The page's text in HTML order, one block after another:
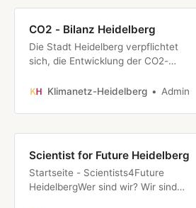
CO2 - Bilanz Heidelberg
Die Stadt Heidelberg verpflichtet
sich, die Entwicklung der CO2-
zu machen. Die Emissionen sollen
quartalsweise oder sogar monatlich
gemessen und ausgewiesen
Heidelbergs effizient zu informieren,
soll…
Klimanetz-Heidelberg Admin
Scientist for Future Heidelberg
Startseite - Scientists4Future
HeidelbergWer sind wir? Wir sind